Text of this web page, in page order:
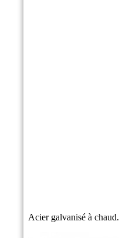
Acier galvanisé à chaud.